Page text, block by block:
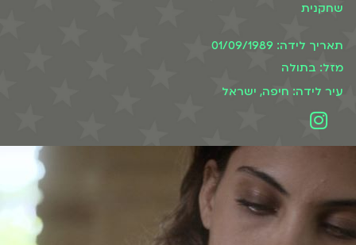
שחקנית
תאריך לידה: 01/09/1989
מזל: בתולה
עיר לידה: חיפה, ישראל